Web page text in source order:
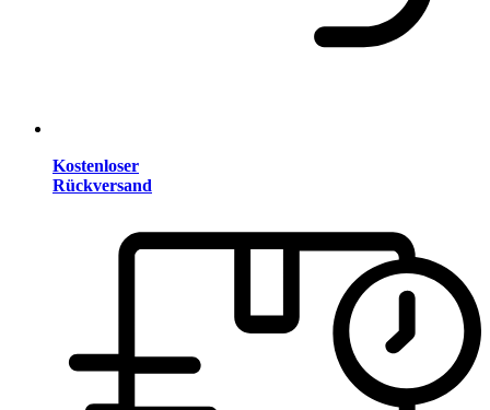
Kostenloser
Rückversand